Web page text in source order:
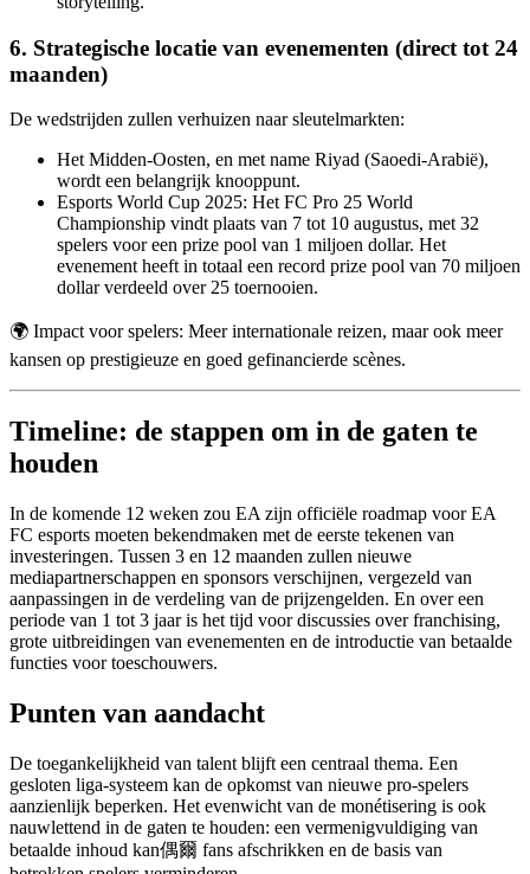
6. Strategische locatie van evenementen (direct tot 24
maanden)
De wedstrijden zullen verhuizen naar sleutelmarkten:
Het Midden-Oosten, en met name Riyad (Saoedi-Arabië),
wordt een belangrijk knooppunt.
Esports World Cup 2025: Het FC Pro 25 World
Championship vindt plaats van 7 tot 10 augustus, met 32
spelers voor een prize pool van 1 miljoen dollar. Het
evenement heeft in totaal een record prize pool van 70 miljoen
dollar verdeeld over 25 toernooien.
🌍 Impact voor spelers: Meer internationale reizen, maar ook meer
kansen op prestigieuze en goed gefinancierde scènes.
Timeline: de stappen om in de gaten te
houden
In de komende 12 weken zou EA zijn officiële roadmap voor EA
FC esports moeten bekendmaken met de eerste tekenen van
investeringen. Tussen 3 en 12 maanden zullen nieuwe
mediapartnerschappen en sponsors verschijnen, vergezeld van
aanpassingen in de verdeling van de prijzengelden. En over een
periode van 1 tot 3 jaar is het tijd voor discussies over franchising,
grote uitbreidingen van evenementen en de introductie van betaalde
functies voor toeschouwers.
Punten van aandacht
De toegankelijkheid van talent blijft een centraal thema. Een
gesloten liga-systeem kan de opkomst van nieuwe pro-spelers
aanzienlijk beperken. Het evenwicht van de monétisering is ook
nauwlettend in de gaten te houden: een vermenigvuldiging van
betaalde inhoud kan偶爾 fans afschrikken en de basis van